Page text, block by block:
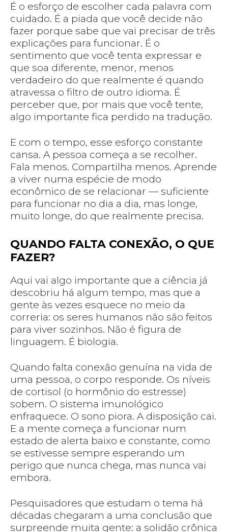
É o esforço de escolher cada palavra com
cuidado. É a piada que você decide não
fazer porque sabe que vai precisar de três
explicações para funcionar. É o
sentimento que você tenta expressar e
que soa diferente, menor, menos
verdadeiro do que realmente é quando
atravessa o filtro de outro idioma. É
perceber que, por mais que você tente,
algo importante fica perdido na tradução.
E com o tempo, esse esforço constante
cansa. A pessoa começa a se recolher.
Fala menos. Compartilha menos. Aprende
a viver numa espécie de modo
econômico de se relacionar — suficiente
para funcionar no dia a dia, mas longe,
muito longe, do que realmente precisa.
QUANDO FALTA CONEXÃO, O QUE
FAZER?
Aqui vai algo importante que a ciência já
descobriu há algum tempo, mas que a
gente às vezes esquece no meio da
correria: os seres humanos não são feitos
para viver sozinhos. Não é figura de
linguagem. É biologia.
Quando falta conexão genuína na vida de
uma pessoa, o corpo responde. Os níveis
de cortisol (o hormônio do estresse)
sobem. O sistema imunológico
enfraquece. O sono piora. A disposição cai.
E a mente começa a funcionar num
estado de alerta baixo e constante, como
se estivesse sempre esperando um
perigo que nunca chega, mas nunca vai
embora.
Pesquisadores que estudam o tema há
décadas chegaram a uma conclusão que
surpreende muita gente: a solidão crônica